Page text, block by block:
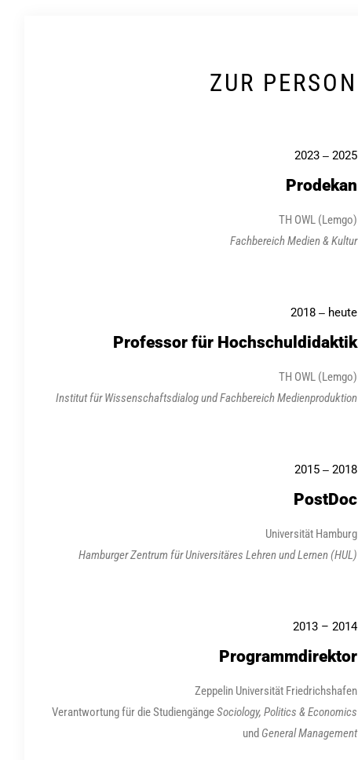
ZUR PERSON
2023 – 2025
Prodekan
TH OWL (Lemgo)
Fachbereich Medien & Kultur
2018 – heute
Professor für Hochschuldidaktik
TH OWL (Lemgo)
Institut für Wissenschaftsdialog und Fachbereich Medienproduktion
2015 – 2018
PostDoc
Universität Hamburg
Hamburger Zentrum für Universitäres Lehren und Lernen (HUL)
2013 – 2014
Programmdirektor
Zeppelin Universität Friedrichshafen
Verantwortung für die StudiengängeSociology, Politics & Economics
und General Management